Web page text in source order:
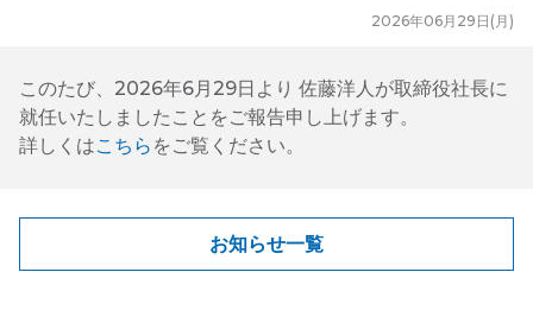
2026年06月29日(月)
このたび、2026年6月29日より 佐藤洋人が取締役社長に
就任いたしましたことをご報告申し上げます。
詳しくはこちら をご覧ください。
お知らせ一覧